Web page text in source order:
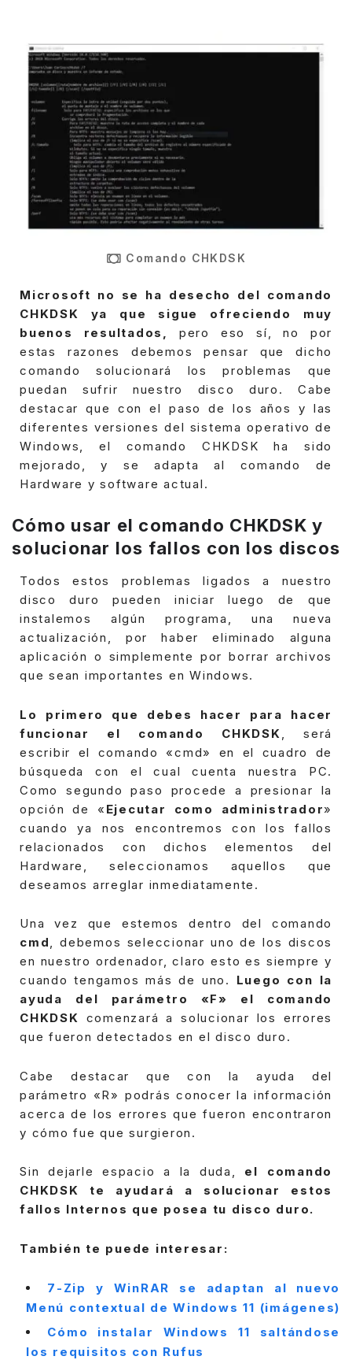
Comando CHKDSK
Microsoft no se ha desecho del comando
CHKDSK ya que sigue ofreciendo muy
buenos resultados,
pero eso sí, no por
estas razones debemos pensar que dicho
comando solucionará los problemas que
puedan sufrir nuestro disco duro. Cabe
destacar que con el paso de los años y las
diferentes versiones del sistema operativo de
Windows, el comando CHKDSK ha sido
mejorado, y se adapta al comando de
Hardware y software actual.
Cómo usar el comando CHKDSK y
solucionar los fallos con los discos
Todos estos problemas ligados a nuestro
disco duro pueden iniciar luego de que
instalemos algún programa, una nueva
actualización, por haber eliminado alguna
aplicación o simplemente por borrar archivos
que sean importantes en Windows.
Lo primero que debes hacer para hacer
funcionar el comando CHKDSK
, será
escribir el comando «cmd» en el cuadro de
búsqueda con el cual cuenta nuestra PC.
Como segundo paso procede a presionar la
opción de « Ejecutar como administrador»
cuando ya nos encontremos con los fallos
relacionados con dichos elementos del
Hardware, seleccionamos aquellos que
deseamos arreglar inmediatamente.
Una vez que estemos dentro del comando
cmd, debemos seleccionar uno de los discos
en nuestro ordenador, claro esto es siempre y
cuando tengamos más de uno. Luego con la
ayuda del parámetro «F» el comando
CHKDSK comenzará a solucionar los errores
que fueron detectados en el disco duro.
Cabe destacar que con la ayuda del
parámetro «R» podrás conocer la información
acerca de los errores que fueron encontraron
y cómo fue que surgieron.
Sin dejarle espacio a la duda, el comando
CHKDSK te ayudará a solucionar estos
fallos Internos que posea tu disco duro.
También te puede interesar:
7-Zip y WinRAR se adaptan al nuevo
Menú contextual de Windows 11 (imágenes)
Cómo instalar Windows 11 saltándose
los requisitos con Rufus